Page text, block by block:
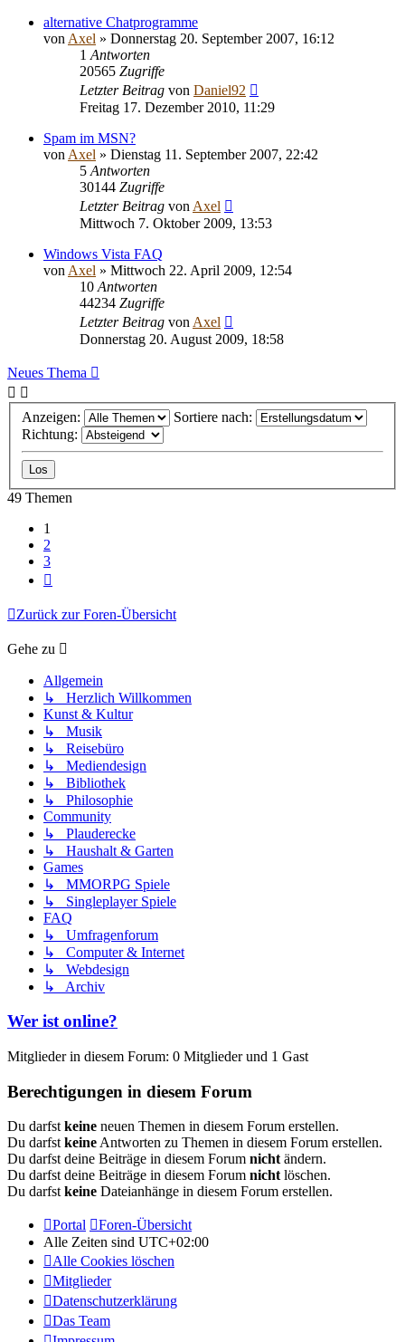
alternative Chatprogramme
von Axel » Donnerstag 20. September 2007, 16:12
1 Antworten
20565 Zugriffe
Letzter Beitrag von Daniel92
Freitag 17. Dezember 2010, 11:29
Spam im MSN?
von Axel » Dienstag 11. September 2007, 22:42
5 Antworten
30144 Zugriffe
Letzter Beitrag von Axel
Mittwoch 7. Oktober 2009, 13:53
Windows Vista FAQ
von Axel » Mittwoch 22. April 2009, 12:54
10 Antworten
44234 Zugriffe
Letzter Beitrag von Axel
Donnerstag 20. August 2009, 18:58
Neues Thema
Anzeigen:
Sortiere nach:
Richtung:
49 Themen
1
2
3
Zurück zur Foren-Übersicht
Gehe zu
Allgemein
↳ Herzlich Willkommen
Kunst & Kultur
↳ Musik
↳ Reisebüro
↳ Mediendesign
↳ Bibliothek
↳ Philosophie
Community
↳ Plauderecke
↳ Haushalt & Garten
Games
↳ MMORPG Spiele
↳ Singleplayer Spiele
FAQ
↳ Umfragenforum
↳ Computer & Internet
↳ Webdesign
↳ Archiv
Wer ist online?
Mitglieder in diesem Forum: 0 Mitglieder und 1 Gast
Berechtigungen in diesem Forum
Du darfstkeine neuen Themen in diesem Forum erstellen.
Du darfstkeineAntworten zu Themen in diesem Forum erstellen.
Du darfst deine Beiträge in diesem Forum nichtändern.
Du darfst deine Beiträge in diesem Forum nichtlöschen.
Du darfstkeine Dateianhänge in diesem Forum erstellen.
Portal
Foren-Übersicht
Alle Zeiten sind UTC+02:00
Alle Cookies löschen
Mitglieder
Datenschutzerklärung
Das Team